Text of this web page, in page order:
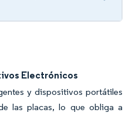
Electrónicos
y dispositivos portátiles
las placas, lo que obliga a